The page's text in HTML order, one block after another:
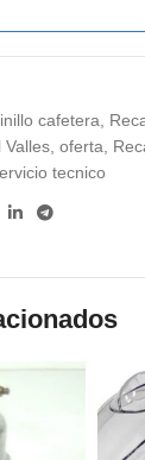
cafetera,
Valles, oferta,
tecnico